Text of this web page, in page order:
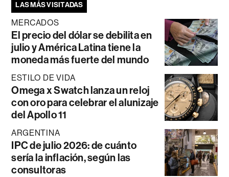
LAS MÁS VISITADAS
MERCADOS
El precio del dólar se debilita en
julio y América Latina tiene la
moneda más fuerte del mundo
ESTILO DE VIDA
Omega x Swatch lanza un reloj
con oro para celebrar el alunizaje
del Apollo 11
ARGENTINA
IPC de julio 2026: de cuánto
sería la inflación, según las
consultoras